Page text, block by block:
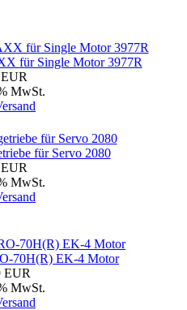
für Single Motor 3977R
MwSt.
für Servo 2080
MwSt.
70H(R) EK-4 Motor
EUR
MwSt.